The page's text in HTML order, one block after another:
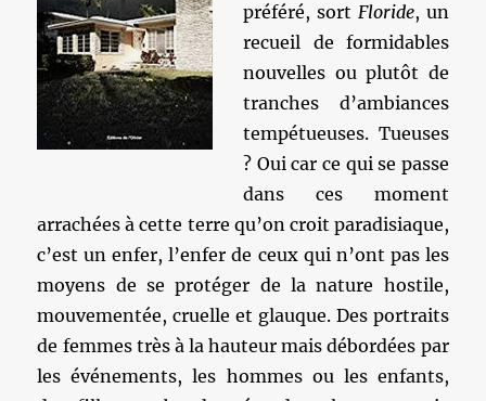
préféré, sort Floride, un
recueil de formidables
nouvelles ou plutôt de
tranches d’ambiances
tempétueuses. Tueuses
? Oui car ce qui se passe
dans ces moment
arrachées à cette terre qu’on croit paradisiaque,
c’est un enfer, l’enfer de ceux qui n’ont pas les
moyens de se protéger de la nature hostile,
mouvementée, cruelle et glauque. Des portraits
de femmes très à la hauteur mais débordées par
les événements, les hommes ou les enfants,